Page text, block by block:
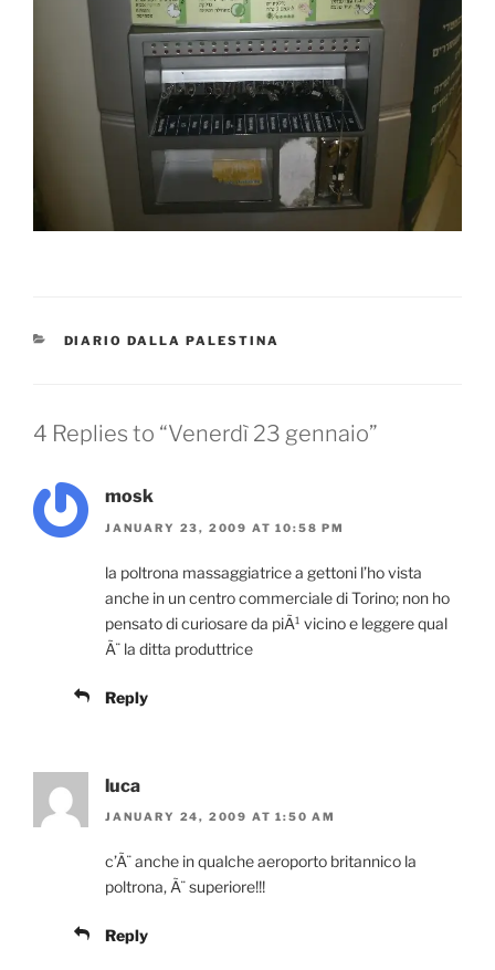
CATEGORIES
DIARIO DALLA PALESTINA
4 Replies to “Venerdì 23 gennaio”
mosk
JANUARY 23, 2009 AT 10:58 PM
la poltrona massaggiatrice a gettoni l’ho vista
anche in un centro commerciale di Torino; non ho
pensato di curiosare da piÃ¹ vicino e leggere qual
Ã¨ la ditta produttrice
Reply
luca
JANUARY 24, 2009 AT 1:50 AM
c’Ã¨ anche in qualche aeroporto britannico la
poltrona, Ã¨ superiore!!!
Reply